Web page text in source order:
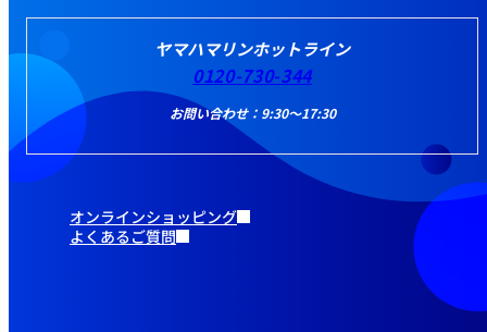
ヤマハマリンホットライン
0120-730-344
お問い合わせ：9:30～17:30
オンラインショッピング
よくあるご質問